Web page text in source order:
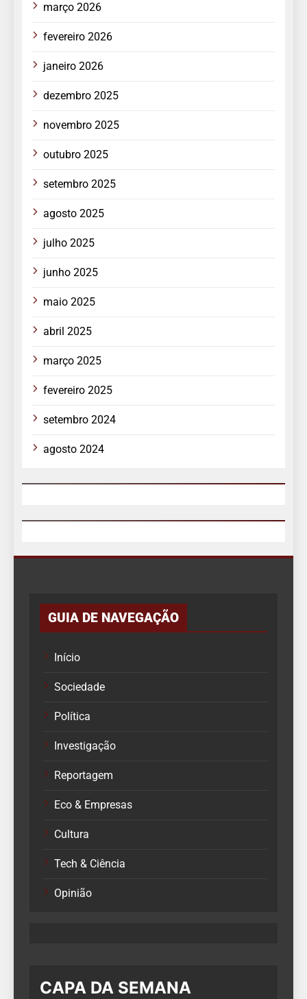
março 2026
fevereiro 2026
janeiro 2026
dezembro 2025
novembro 2025
outubro 2025
setembro 2025
agosto 2025
julho 2025
junho 2025
maio 2025
abril 2025
março 2025
fevereiro 2025
setembro 2024
agosto 2024
GUIA DE NAVEGAÇÃO
Início
Sociedade
Política
Investigação
Reportagem
Eco & Empresas
Cultura
Tech & Ciência
Opinião
CAPA DA SEMANA